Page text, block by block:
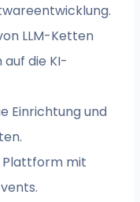
LLM-Ketten
auf die KI-
Einrichtung und
mit